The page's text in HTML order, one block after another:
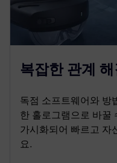
복잡한 관계 해
독점 소프트웨어와 방
한 홀로그램으로 바꿀
가시화되어 빠르고 자
요.